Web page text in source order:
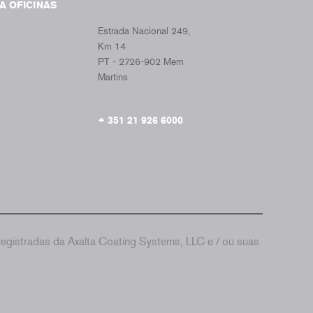
OFICINAS
Estrada Nacional 249,
Km 14
PT - 2726-902 Mem
Martins
+ 351 21 926 6000
da Axalta Coating Systems, LLC e / ou suas